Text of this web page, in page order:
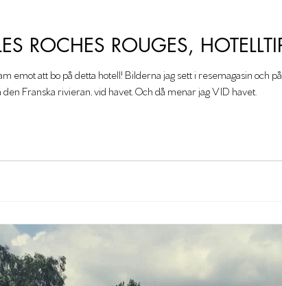
ROCHES ROUGES,
emot att bo på detta hotell! Bilderna jag sett i resemagasin och
den Franska rivieran, vid havet. Och då menar jag VID havet.